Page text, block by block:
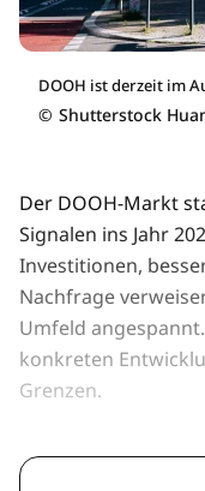
DOOH ist derzeit im
© Shutterstock
Der DOOH-Markt
Signalen ins Jahr
Investitionen,
Nachfrage
Umfeld
konkreten
Grenzen.